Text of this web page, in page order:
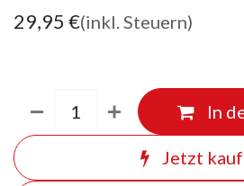
29,95 €(inkl. Steuern)
In
Jetzt